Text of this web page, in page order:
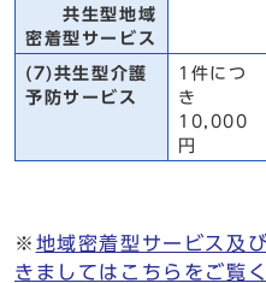
共生型地域
密着型サービス
(7)共生型介護
予防サービス
1件につ
き
10,000
円
※ 地域密着型サービス及
きましてはこちらをご覧